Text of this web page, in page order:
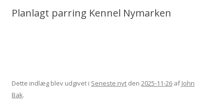
Planlagt parring Kennel Nymarken
Dette indlæg blev udgivet i Seneste nyt den 2025-11-26 afJohn
Bak.